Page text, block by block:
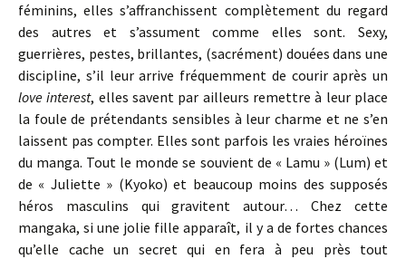
féminins, elles s’affranchissent complètement du regard
des autres et s’assument comme elles sont. Sexy,
guerrières, pestes, brillantes, (sacrément) douées dans une
discipline, s’il leur arrive fréquemment de courir après un
love interest, elles savent par ailleurs remettre à leur place
la foule de prétendants sensibles à leur charme et ne s’en
laissent pas compter. Elles sont parfois les vraies héroïnes
du manga. Tout le monde se souvient de « Lamu » (Lum) et
de « Juliette » (Kyoko) et beaucoup moins des supposés
héros masculins qui gravitent autour… Chez cette
mangaka, si une jolie fille apparaît, il y a de fortes chances
qu’elle cache un secret qui en fera à peu près tout